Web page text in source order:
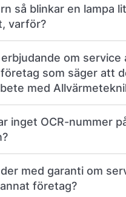
så blinkar en lampa
varför?
om service
som säger att
med
inget OCR-nummer
med garanti om
företag?